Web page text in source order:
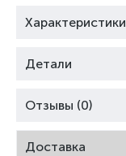
Характеристики
Детали
Отзывы (0)
Доставка